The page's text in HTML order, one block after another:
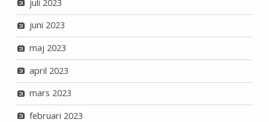
juli 2023
juni 2023
maj 2023
april 2023
mars 2023
februari 2023